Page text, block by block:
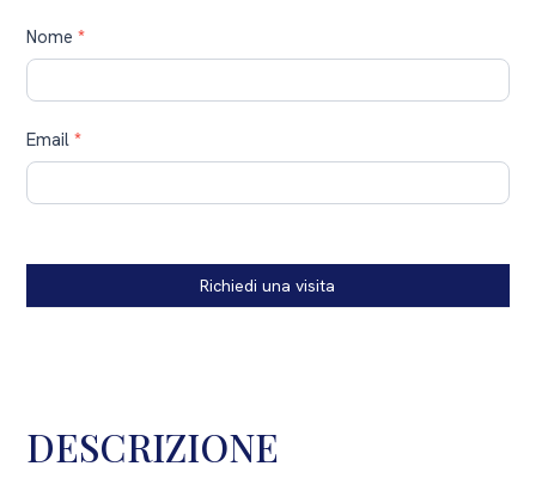
Contatti
Nome*
Email*
Richiedi una visita
DESCRIZIONE